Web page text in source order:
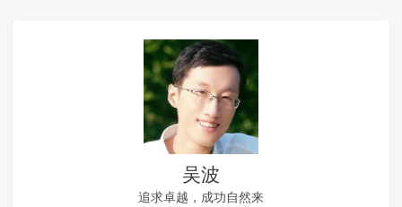
吴波
追求卓越，成功自然来